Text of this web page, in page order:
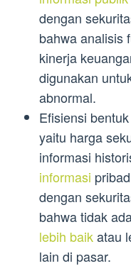
dengan
bahwa analisis
kinerja
digunakan
abnormal.
Efisiensi
yaitu harga
informasi
informasi
dengan
bahwa tidak
lebih baikatau
lain di pasar.